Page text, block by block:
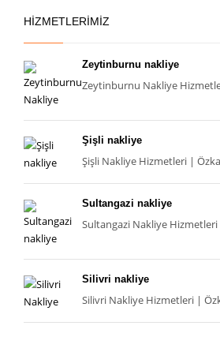
HİZMETLERİMİZ
Zeytinburnu nakliye
Zeytinburnu Nakliye
Şişli nakliye
Şişli Nakliye Hizmetleri |
Sultangazi nakliye
Sultangazi Nakliye Hizmetleri
Silivri nakliye
Silivri Nakliye Hizmetleri |